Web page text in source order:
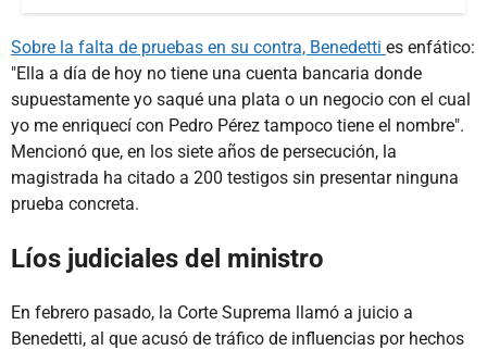
Sobre la falta de pruebas en su contra, Benedetti es enfático:
"Ella a día de hoy no tiene una cuenta bancaria donde
supuestamente yo saqué una plata o un negocio con el cual
yo me enriquecí con Pedro Pérez tampoco tiene el nombre".
Mencionó que, en los siete años de persecución, la
magistrada ha citado a 200 testigos sin presentar ninguna
prueba concreta.
Líos judiciales del ministro
En febrero pasado, la Corte Suprema llamó a juicio a
Benedetti, al que acusó de tráfico de influencias por hechos